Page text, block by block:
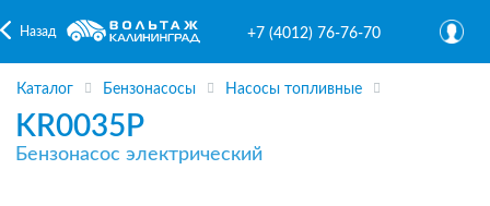
Назад +7 (4012) 76-76-70
Каталог Бензонасосы Насосы топливные
KR0035P
Бензонасос электрический